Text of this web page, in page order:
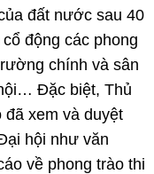
đất nước sau 40
động các phong
chính và sân
Đặc biệt, Thủ
xem và duyệt
hội như văn
về phong trào thi